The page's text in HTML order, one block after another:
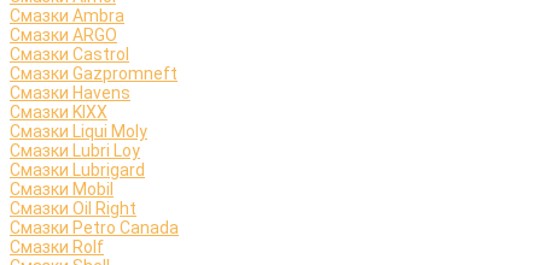
Смазки Ambra
Смазки ARGO
Смазки Castrol
Смазки Gazpromneft
Смазки Havens
Смазки KIXX
Смазки Liqui Moly
Смазки Lubri Loy
Смазки Lubrigard
Смазки Mobil
Смазки Oil Right
Смазки Petro Canada
Смазки Rolf